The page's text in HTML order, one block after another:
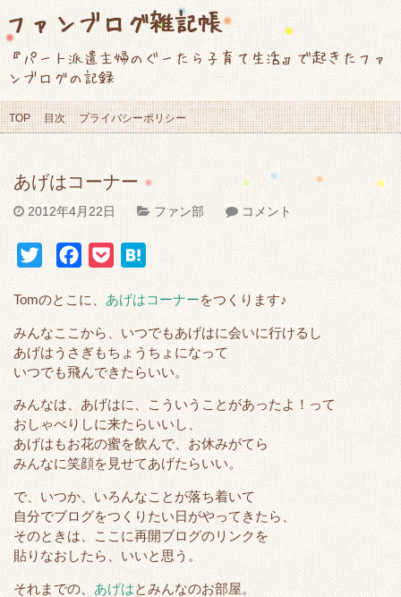
ファンブログ雑記帳
『パート派遣主婦のぐーたら子育て生活』で起きたファ
ンブログの記録
TOP 目次 プライバシーポリシー
あげはコーナー
2012年4月22日 ファン部 コメント
i
t
t
e
r
c
e
b
o
o
k
c
e
t
t
e
n
a
Tomのとこに、 あげはコーナーをつくります♪
みんなここから、いつでもあげはに会いに行けるし
あげはうさぎもちょうちょになって
いつでも飛んできたらいい。
みんなは、あげはに、こういうことがあったよ！って
おしゃべりしに来たらいいし、
あげはもお花の蜜を飲んで、お休みがてら
みんなに笑顔を見せてあげたらいい。
で、いつか、いろんなことが落ち着いて
自分でブログをつくりたい日がやってきたら、
そのときは、ここに再開ブログのリンクを
貼りなおしたら、いいと思う。
それまでの、 あげはとみんなのお部屋。